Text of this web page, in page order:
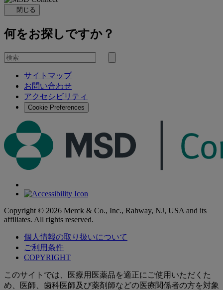
閉じる
何をお探しですか？
を
検
サイトマップ
お問い合わせ
アクセシビリティ
Cookie Preferences
Copyright © 2026 Merck & Co., Inc., Rahway, NJ, USA and its
affiliates. All rights reserved.
個人情報の取り扱いについて
ご利用条件
COPYRIGHT
このサイトでは、医療用医薬品を適正にご使用いただくた
め、医師、歯科医師及び薬剤師などの医療関係者の方を対象